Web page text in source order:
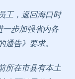
工，返回海口时
一步加强省内各
告》要求。
所在市县有本土